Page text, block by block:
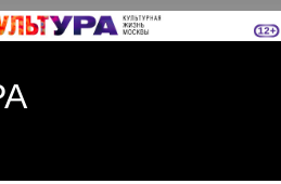
к основному